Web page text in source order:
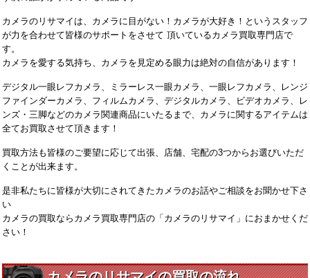
カメラのリサマイは、カメラに目がない！カメラが大好き！というスタッフ
が力を合わせて皆様のサポートをさせて 頂いているカメラ買取専門店で
す。
カメラを愛する気持ち、カメラを見定める眼力は絶対の自信があります！
デジタル一眼レフカメラ、ミラーレス一眼カメラ、一眼レフカメラ、レンジ
ファインダーカメラ、フィルムカメラ、デジタルカメラ、ビデオカメラ、レ
ンズ・三脚などのカメラ関連商品にいたるまで、カメラに関するアイテムは
全てお買取させて頂きます！
買取方法も皆様のご要望に応じて出張、店舗、宅配の3つからお選びいただ
くことが出来ます。
是非私たちに皆様が大切にされてきたカメラのお話やご相談をお聞かせ下さ
い
カメラの買取ならカメラ買取専門店の「カメラのリサマイ」におまかせくだ
さい！